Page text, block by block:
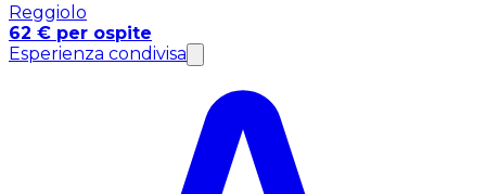
Reggiolo
62 € per ospite
Esperienza condivisa